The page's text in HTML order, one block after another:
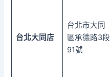
台北大同店
台北市大同
區承德路3段
91號